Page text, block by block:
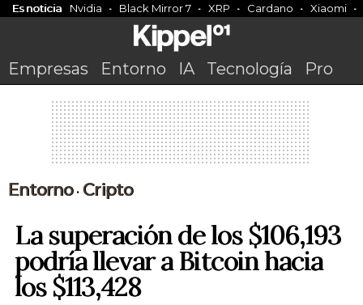
Es noticia Nvidia Black Mirror 7 XRP Cardano Xiaomi
Empresas Entorno IA Tecnología Pro
Entorno• Cripto
La superación de los $106,193
podría llevar a Bitcoin hacia
los $113,428